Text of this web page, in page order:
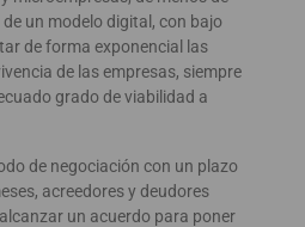
un modelo digital, con bajo
de forma exponencial las
de las empresas, siempre
grado de viabilidad a
de negociación con un plazo
acreedores y deudores
un acuerdo para poner